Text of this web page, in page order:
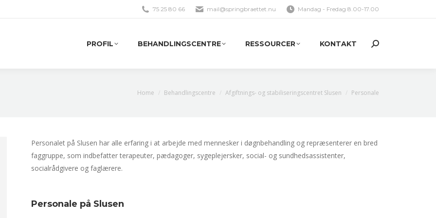
75 25 80 66 mail@springbraettet.nu Mandag - Fredag 8.00-17.00
PROFIL BEHANDLINGSCENTRE RESSOURCER KONTAKT Search:
You are here:
Home Behandlingscentre Afgiftnings- og stabiliseringscentret Slusen Personale
Personalet på Slusen har alle erfaring i at arbejde med mennesker i døgnbehandling og repræsenterer en bred
faggruppe, som indbefatter terapeuter, pædagoger, sygeplejersker, social- og sundhedsassistenter,
socialrådgivere og faglærere.
Personale på Slusen